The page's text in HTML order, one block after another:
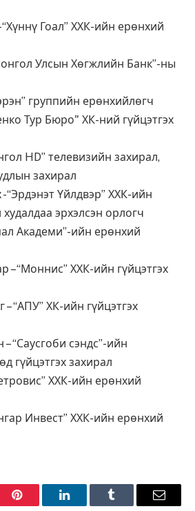
Гоал” ХХК-ийн ерөнхий
Улсын Хөгжлийн Банк”-ны
группийн ерөнхийлөгч
Тур Бюро" ХК-ний гүйцэтгэх
HD” телевизийн захирал,
захирал
Үйлдвэр” ХХК-ийн
эрхэлсэн орлогч
Академи”-ийн ерөнхий
–“Моннис” ХХК-ийн гүйцэтгэх
“АПУ” ХК-ийн гүйцэтгэх
“Саусгоби сэндс”-ийн
гүйцэтгэх захирал
ХХК-ийн ерөнхий
Инвест” ХХК-ийн ерөнхий
Pinterest LinkedInTumblr Имэйл